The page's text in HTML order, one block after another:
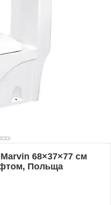
68×37×77 см
Польща